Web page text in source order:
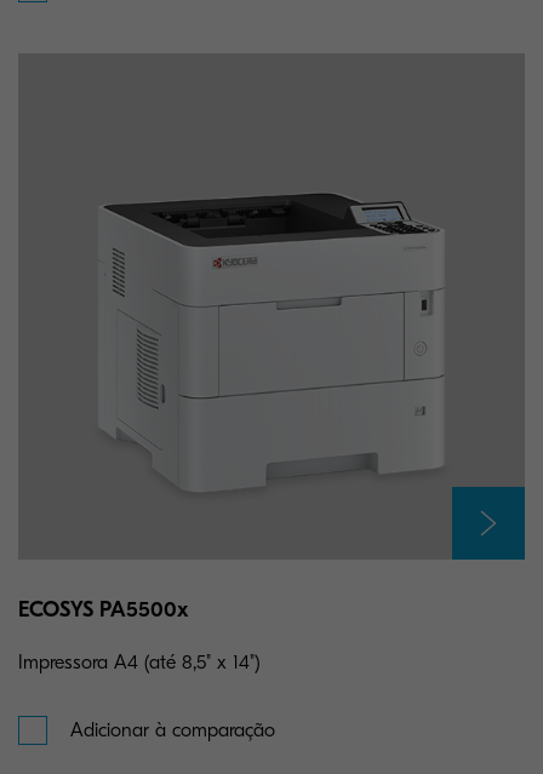
ECOSYS PA5500x
Impressora A4 (até 8,5" x 14")
Adicionar à comparação